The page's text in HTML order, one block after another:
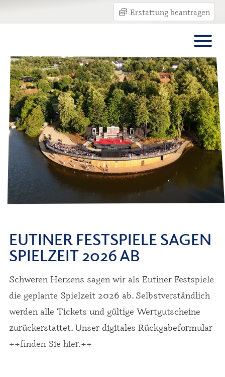
Erstattung beantragen
EUTINER FESTSPIELE SAGEN
SPIELZEIT 2026 AB
Schweren Herzens sagen wir als Eutiner Festspiele
die geplante Spielzeit 2026 ab. Selbstverständlich
werden alle Tickets und gültige Wertgutscheine
zurückerstattet. Unser digitales Rückgabeformular
++finden Sie hier.++